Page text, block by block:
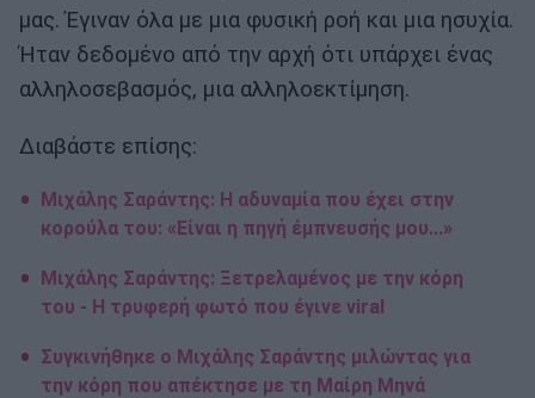
μας. Έγιναν όλα με μια φυσική ροή και μια ησυχία.
Ήταν δεδομένο από την αρχή ότι υπάρχει ένας
αλληλοσεβασμός, μια αλληλοεκτίμηση.
Διαβάστε επίσης:
Μιχάλης Σαράντης: Η αδυναμία που έχει στην
κορούλα του: «Είναι η πηγή έμπνευσής μου...»
Μιχάλης Σαράντης: Ξετρελαμένος με την κόρη
του - Η τρυφερή φωτό που έγινε viral
Συγκινήθηκε ο Μιχάλης Σαράντης μιλώντας για
την κόρη που απέκτησε με τη Μαίρη Μηνά